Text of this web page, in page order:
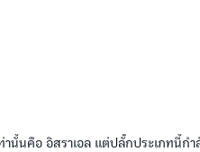
านั้นคือ อิสราเอล แต่ปลั๊กประเภทนี้ก